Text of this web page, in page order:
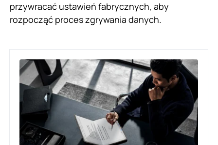
przywracać ustawień fabrycznych, aby
rozpocząć proces zgrywania danych.